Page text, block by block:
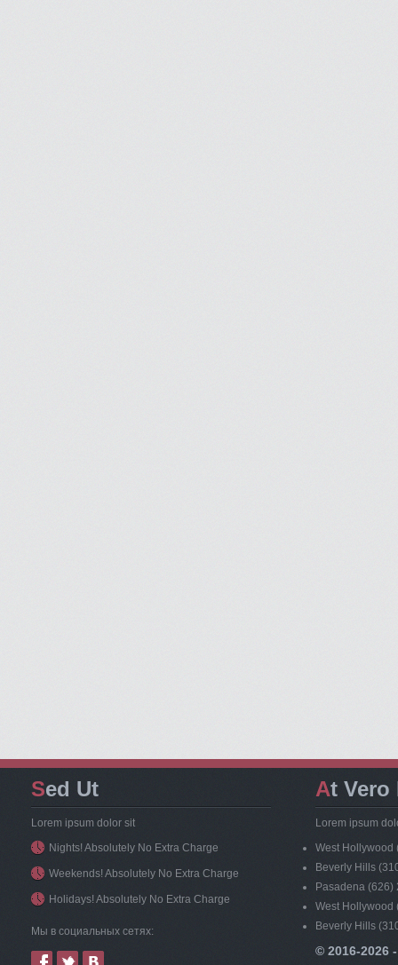
Sed Ut
Lorem ipsum dolor sit
Nights! Absolutely No Extra Charge
Weekends! Absolutely No Extra Charge
Holidays! Absolutely No Extra Charge
Мы в социальных сетях:
At
Lorem ipsum
West Hollywood
Beverly Hills
Pasadena (626)
West Hollywood
Beverly Hills
© 2016-2026 -